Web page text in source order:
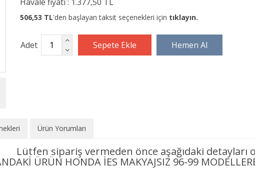
506,53 TL'den başlayan taksit seçenekleri için tıklayın.
Adet
Ürün Yorumları
Lütfen sipariş vermeden önce aşağıdaki detayları
ÜRÜN HONDA İES MAKYAJSIZ 96-99